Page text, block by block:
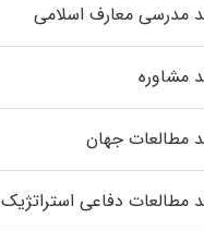
مدرسی معارف اسلامی
مشاوره
مطالعات جهان
مطالعات دفاعی استراتژیک